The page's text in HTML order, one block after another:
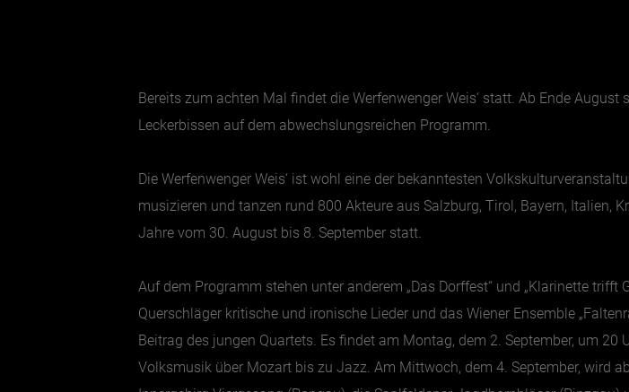
Bereits zum achten Mal findet die Werfenwenger Weis‘ statt. Ab Ende
Leckerbissen auf dem abwechslungsreichen Programm.
Die Werfenwenger Weis‘ ist wohl eine der bekanntesten
musizieren und tanzen rund 800 Akteure aus Salzburg, Tirol, Bayern, Italien,
Jahre vom 30. August bis 8. September statt.
Auf dem Programm stehen unter anderem „Das Dorffest“ und „Klarinette
Querschläger kritische und ironische Lieder und das Wiener Ensemble
Beitrag des jungen Quartets. Es findet am Montag, dem 2. September, um
Volksmusik über Mozart bis zu Jazz. Am Mittwoch, dem 4. September, wird